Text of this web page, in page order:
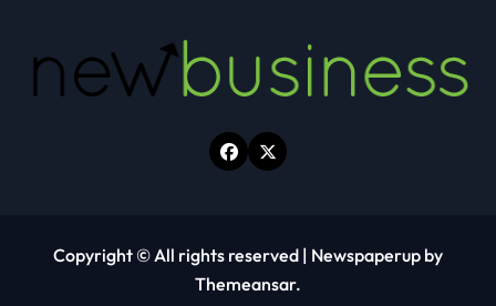
Copyright © All rights reserved | Newspaperup by
Themeansar.